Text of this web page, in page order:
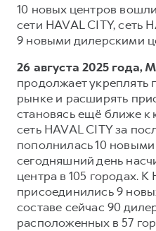
Страхование
Кредит
КОРПОРАТИВНЫМ
Для малого бизнеса
Корпоративным
Крупным
Система управления
Сервис для
HAVAL Лизинг
ПОДДЕРЖКА
Гарантия HAVAL
Мобильное
Программа «HAVAL
Руководства по
Подписки
АКСЕССУАРЫ
10 новых центров
сети HAVAL CITY, сеть
9 новыми дилерскими
26 августа 2025 года,
продолжает укреплять
рынке и расширять
становясь ещё ближе к
сеть HAVAL CITY за
пополнилась 10
сегодняшний день
центра в 105 городах. К
присоединились 9
составе сейчас 90
расположенных в 57